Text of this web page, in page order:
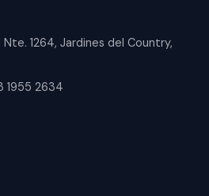
Nte. 1264, Jardines del Country,
1955 2634